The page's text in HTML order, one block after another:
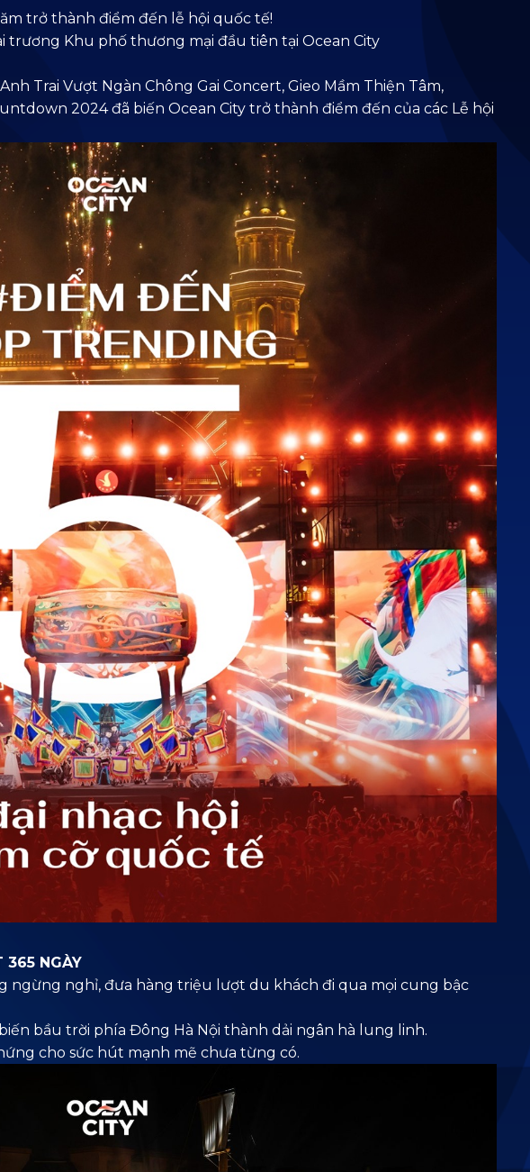
trở thành điểm đến lễ hội quốc tế!
trương Khu phố thương mại đầu tiên tại Ocean City
Trai Vượt Ngàn Chông Gai Concert, Gieo Mầm Thiện Tâm,
2024 đã biến Ocean City trở thành điểm đến của các Lễ hội
365 NGÀY
ngừng nghỉ, đưa hàng triệu lượt du khách đi qua mọi cung bậc
bầu trời phía Đông Hà Nội thành dải ngân hà lung linh.
cho sức hút mạnh mẽ chưa từng có.